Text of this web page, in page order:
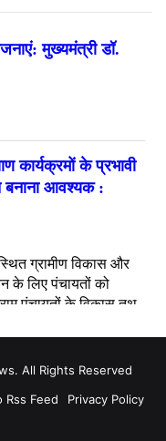
All Rights Reserved
Rss Feed
Privacy Policy